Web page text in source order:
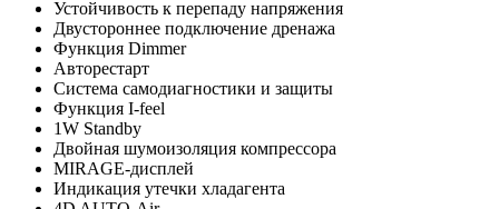
Устойчивость к перепаду напряжения
Двустороннее подключение дренажа
Функция Dimmer
Авторестарт
Система самодиагностики и защиты
Функция I-feel
1W Standby
Двойная шумоизоляция компрессора
MIRAGE-дисплей
Индикация утечки хладагента